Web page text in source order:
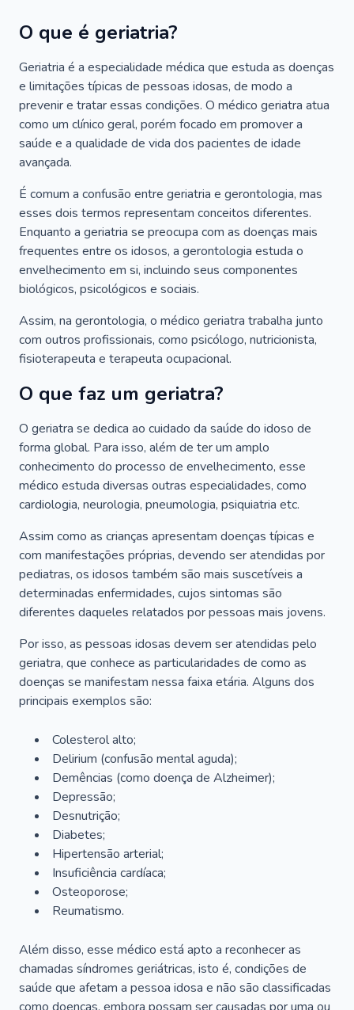
O que é geriatria?
Geriatria é a especialidade médica que estuda as doenças
e limitações típicas de pessoas idosas, de modo a
prevenir e tratar essas condições. O médico geriatra atua
como um clínico geral, porém focado em promover a
saúde e a qualidade de vida dos pacientes de idade
avançada.
É comum a confusão entre geriatria e gerontologia, mas
esses dois termos representam conceitos diferentes.
Enquanto a geriatria se preocupa com as doenças mais
frequentes entre os idosos, a gerontologia estuda o
envelhecimento em si, incluindo seus componentes
biológicos, psicológicos e sociais.
Assim, na gerontologia, o médico geriatra trabalha junto
com outros profissionais, como psicólogo, nutricionista,
fisioterapeuta e terapeuta ocupacional.
O que faz um geriatra?
O geriatra se dedica ao cuidado da saúde do idoso de
forma global. Para isso, além de ter um amplo
conhecimento do processo de envelhecimento, esse
médico estuda diversas outras especialidades, como
cardiologia, neurologia, pneumologia, psiquiatria etc.
Assim como as crianças apresentam doenças típicas e
com manifestações próprias, devendo ser atendidas por
pediatras, os idosos também são mais suscetíveis a
determinadas enfermidades, cujos sintomas são
diferentes daqueles relatados por pessoas mais jovens.
Por isso, as pessoas idosas devem ser atendidas pelo
geriatra, que conhece as particularidades de como as
doenças se manifestam nessa faixa etária. Alguns dos
principais exemplos são:
Colesterol alto;
Delirium (confusão mental aguda);
Demências (como doença de Alzheimer);
Depressão;
Desnutrição;
Diabetes;
Hipertensão arterial;
Insuficiência cardíaca;
Osteoporose;
Reumatismo.
Além disso, esse médico está apto a reconhecer as
chamadas síndromes geriátricas, isto é, condições de
saúde que afetam a pessoa idosa e não são classificadas